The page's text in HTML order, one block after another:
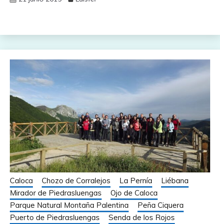
Caloca Chozo de Corralejos La Pernía
Liébana
Mirador de Piedrasluengas
Ojo de Caloca
Parque Natural Montaña Palentina
Peña Ciquera
Puerto de Piedrasluengas
Senda de los Rojos